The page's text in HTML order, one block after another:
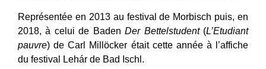
Représentée en 2013 au festival de Morbisch puis, en
2018, à celui de BadenDer Bettelstudent (L’Etudiant
pauvre) de Carl Millöcker était cette année à l’affiche
du festival
Lehár de Bad Ischl.